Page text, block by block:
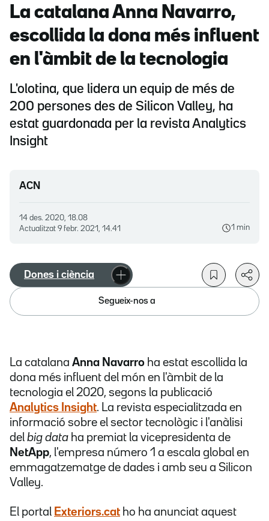
La catalana Anna Navarro,
escollida la dona més influent
en l'àmbit de la tecnologia
L'olotina, que lidera un equip de més de
200 persones des de Silicon Valley, ha
estat guardonada per la revista Analytics
Insight
ACN
14 des. 2020, 18.08
Actualitzat 9 febr. 2021, 14.41 1 min
Dones i ciència
Segueix-nos a
La catalana Anna Navarro ha estat escollida la
dona més influent del món en l'àmbit de la
tecnologia el 2020, segons la publicació
Analytics Insight. La revista especialitzada en
informació sobre el sector tecnològic i l'anàlisi
del big data ha premiat la vicepresidenta de
NetApp, l'empresa número 1 a escala global en
emmagatzematge de dades i amb seu a Silicon
Valley.
El portal Exteriors.cat ho ha anunciat aquest